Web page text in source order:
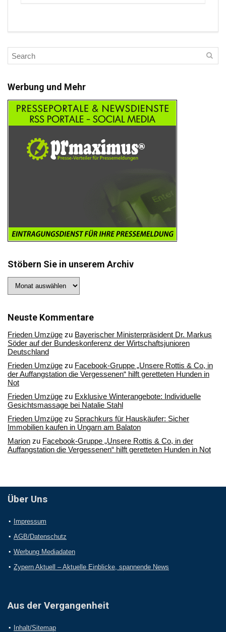
Werbung und Mehr
Stöbern Sie in unserem Archiv
Sie
Archiv
Neuste Kommentare
Frieden Umzüge zu Bayerischer Ministerpräsident Dr. Markus
Söder auf der Bundeskonferenz der Wirtschaftsjunioren
Deutschland
Frieden Umzüge zu Facebook-Gruppe „Unsere Rottis & Co, in
der Auffangstation die Vergessenen“ hilft geretteten Hunden in
Not
Frieden Umzüge zu Exklusive Winterangebote: Individuelle
Gesichtsmassage bei Natalie Stahl
Frieden Umzüge zu Sprachkurs für Hauskäufer: Sicher
Immobilien kaufen in Ungarn am Balaton
Marion zu Facebook-Gruppe „Unsere Rottis & Co, in der
Auffangstation die Vergessenen“ hilft geretteten Hunden in Not
Über Uns
Impressum
AGB/Datenschutz
Werbung Mediadaten
Zypern Aktuell – Aktuelle Einblicke, spannende News
Aus der Vergangenheit
Inhalt/Sitemap